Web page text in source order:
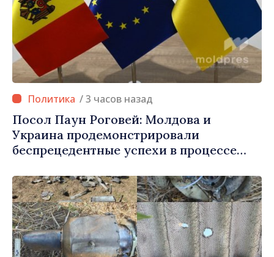
/ 3 часов назад
Посол Паун Роговей: Молдова и
Украина продемонстрировали
беспрецедентные успехи в процессе